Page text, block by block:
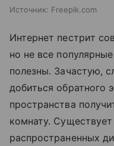
Источник: Freepik.com
Интернет пестрит
но не все
полезны. Зачастую,
добиться обратного
пространства
комнату. Существует
распространенных